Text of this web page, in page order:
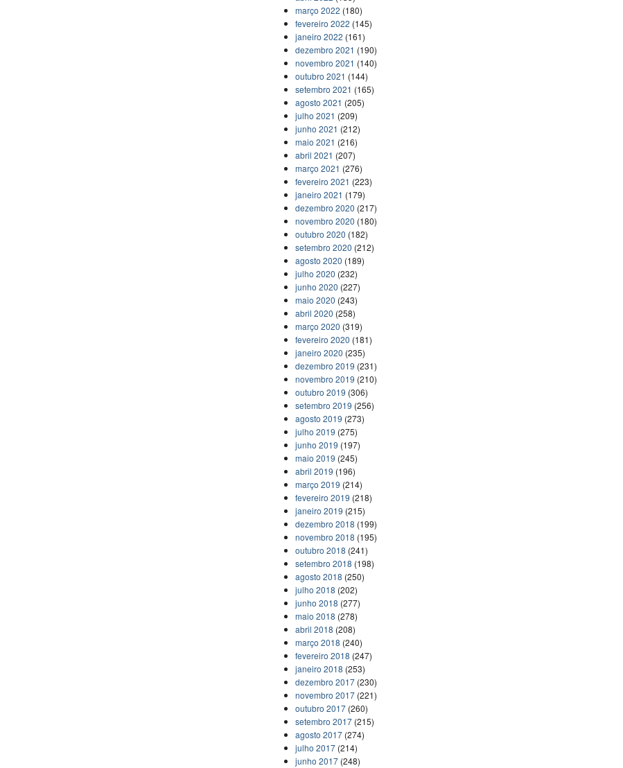
março 2022 (180)
fevereiro 2022 (145)
janeiro 2022 (161)
dezembro 2021 (190)
novembro 2021 (140)
outubro 2021 (144)
setembro 2021 (165)
agosto 2021 (205)
julho 2021 (209)
junho 2021 (212)
maio 2021 (216)
abril 2021 (207)
março 2021 (276)
fevereiro 2021 (223)
janeiro 2021 (179)
dezembro 2020 (217)
novembro 2020 (180)
outubro 2020 (182)
setembro 2020 (212)
agosto 2020 (189)
julho 2020 (232)
junho 2020 (227)
maio 2020 (243)
abril 2020 (258)
março 2020 (319)
fevereiro 2020 (181)
janeiro 2020 (235)
dezembro 2019 (231)
novembro 2019 (210)
outubro 2019 (306)
setembro 2019 (256)
agosto 2019 (273)
julho 2019 (275)
junho 2019 (197)
maio 2019 (245)
abril 2019 (196)
março 2019 (214)
fevereiro 2019 (218)
janeiro 2019 (215)
dezembro 2018 (199)
novembro 2018 (195)
outubro 2018 (241)
setembro 2018 (198)
agosto 2018 (250)
julho 2018 (202)
junho 2018 (277)
maio 2018 (278)
abril 2018 (208)
março 2018 (240)
fevereiro 2018 (247)
janeiro 2018 (253)
dezembro 2017 (230)
novembro 2017 (221)
outubro 2017 (260)
setembro 2017 (215)
agosto 2017 (274)
julho 2017 (214)
junho 2017 (248)